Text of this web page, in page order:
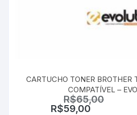
CARTUCHO TONER
COMPATÍVEL –
R$65,00
R$59,00